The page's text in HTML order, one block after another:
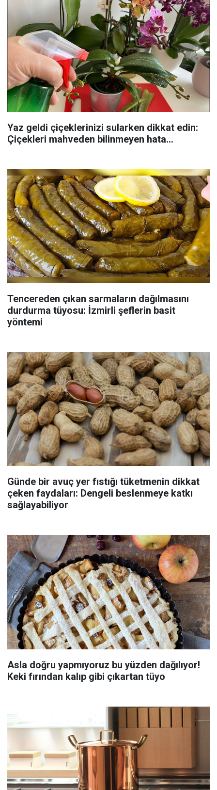
Yaz geldi çiçeklerinizi sularken dikkat edin:
Çiçekleri mahveden bilinmeyen hata...
Tencereden çıkan sarmaların dağılmasını
durdurma tüyosu: İzmirli şeflerin basit
yöntemi
Günde bir avuç yer fıstığı tüketmenin dikkat
çeken faydaları: Dengeli beslenmeye katkı
sağlayabiliyor
Asla doğru yapmıyoruz bu yüzden dağılıyor!
Keki fırından kalıp gibi çıkartan tüyo